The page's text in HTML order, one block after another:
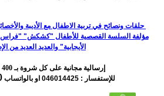
حلقات ونصائح في تربية الاطفال مع الأديبة
مؤلفة السلسة القصصية للأطفال "كشكش" "فراس"
الأيجابية" والعديد العديد من
إرسالية مجانية على كل شروة بـ 400 ش.ج وما فوق
للإستفسار : 046014425
او بالواتساب